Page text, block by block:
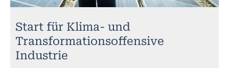
Start für Klima- und
Transformationsoffensive
Industrie